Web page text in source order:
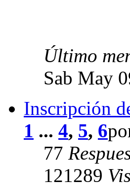
Último
Sab May
Inscripción
1 ... 4, 5, 6
77
121289